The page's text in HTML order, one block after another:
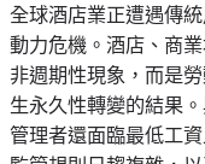
全球酒店業正遭遇傳
動力危機。酒店、商
非週期性現象，而是
生永久性轉變的結果
管理者還面臨最低工